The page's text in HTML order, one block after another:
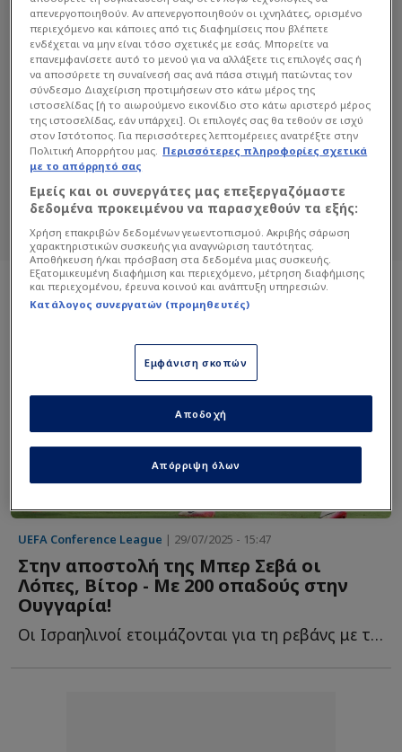
ΛΟΎΚΑΣ ΒΕΝΤΟΎΡΑ
Διαβάστε όλα τα άρθρα του Sportdog
σχετικά με το θέμα Λούκας Βεντούρα.
Sportdog: Πιστό στον φίλαθλο.
UEFA Conference League | 29/07/2025 - 15:47
Στην αποστολή της Μπερ Σεβά οι
Λόπες, Βίτορ - Με 200 οπαδούς στην
Ουγγαρία!
Οι Ισραηλινοί ετοιμάζονται για τη ρεβάνς με την ΑΕΚ, μ...
απενεργοποιηθούν. Αν απενεργοποιηθούν οι ιχνηλάτες, ορισμένο
περιεχόμενο και κάποιες από τις διαφημίσεις που βλέπετε
ενδέχεται να μην είναι τόσο σχετικές με εσάς. Μπορείτε να
επανεμφανίσετε αυτό το μενού για να αλλάξετε τις επιλογές σας ή
να αποσύρετε τη συναίνεσή σας ανά πάσα στιγμή πατώντας τον
σύνδεσμο Διαχείριση προτιμήσεων στο κάτω μέρος της
ιστοσελίδας [ή το αιωρούμενο εικονίδιο στο κάτω αριστερό μέρος
της ιστοσελίδας, εάν υπάρχει]. Οι επιλογές σας θα τεθούν σε ισχύ
στον Ιστότοπος. Για περισσότερες λεπτομέρειες ανατρέξτε στην
Πολιτική Απορρήτου μας. Περισσότερες πληροφορίες σχετικά
με το απόρρητό σας
Εμείς και οι συνεργάτες μας επεξεργαζόμαστε
δεδομένα προκειμένου να παρασχεθούν τα εξής:
Χρήση επακριβών δεδομένων γεωεντοπισμού. Ακριβής σάρωση
χαρακτηριστικών συσκευής για αναγνώριση ταυτότητας.
Αποθήκευση ή/και πρόσβαση στα δεδομένα μιας συσκευής.
Εξατομικευμένη διαφήμιση και περιεχόμενο, μέτρηση διαφήμισης
και περιεχομένου, έρευνα κοινού και ανάπτυξη υπηρεσιών.
Κατάλογος συνεργατών (προμηθευτές)
Εμφάνιση σκοπών
Απόρριψη όλων
Αποδοχή